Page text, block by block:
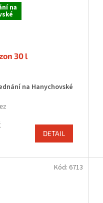
na
30 l
na Hanychovské
DETAIL
Kód: 6713